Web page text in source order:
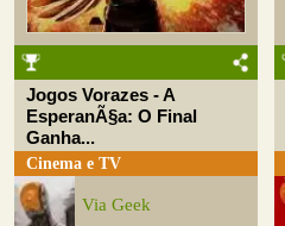
Jogos Vorazes - A
EsperanÃ§a: O Final
Ganha...
Cinema e TV
Via Geek